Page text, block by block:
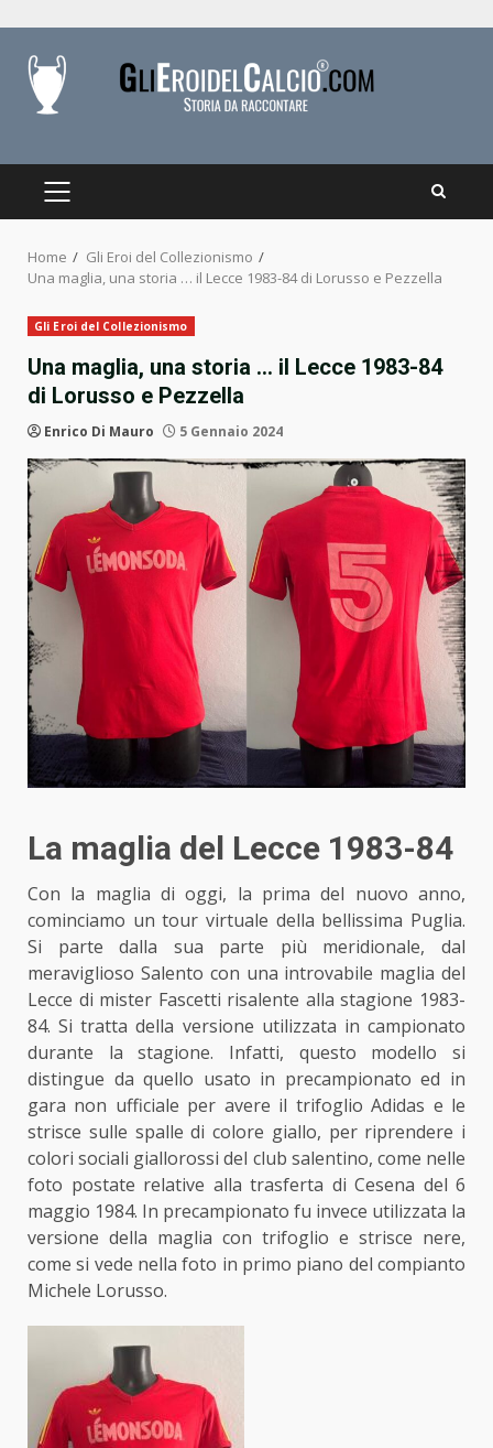
content
PRIMARY
Home
Gli Eroi del Collezionismo
Una maglia, una storia … il Lecce 1983-84 di Lorusso e Pezzella
Gli Eroi del Collezionismo
Una maglia, una storia … il Lecce 1983-84
di Lorusso e Pezzella
Enrico Di Mauro 5 Gennaio 2024
La maglia del Lecce 1983-84
Con la maglia di oggi, la prima del nuovo anno,
cominciamo un tour virtuale della bellissima Puglia.
Si parte dalla sua parte più meridionale, dal
meraviglioso Salento con una introvabile maglia del
Lecce di mister Fascetti risalente alla stagione 1983-
84. Si tratta della versione utilizzata in campionato
durante la stagione. Infatti, questo modello si
distingue da quello usato in precampionato ed in
gara non ufficiale per avere il trifoglio Adidas e le
strisce sulle spalle di colore giallo, per riprendere i
colori sociali giallorossi del club salentino, come nelle
foto postate relative alla trasferta di Cesena del 6
maggio 1984. In precampionato fu invece utilizzata la
versione della maglia con trifoglio e strisce nere,
come si vede nella foto in primo piano del compianto
Michele Lorusso.